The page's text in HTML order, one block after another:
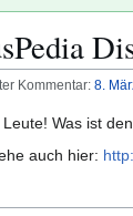
Kommentar: 8.
Leute! Was ist
auch hier: